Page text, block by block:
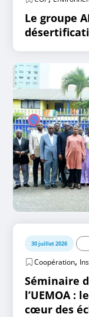
Le groupe
30 juillet 2026
Coopération,
Séminaire
l’UEMOA :
cœur des